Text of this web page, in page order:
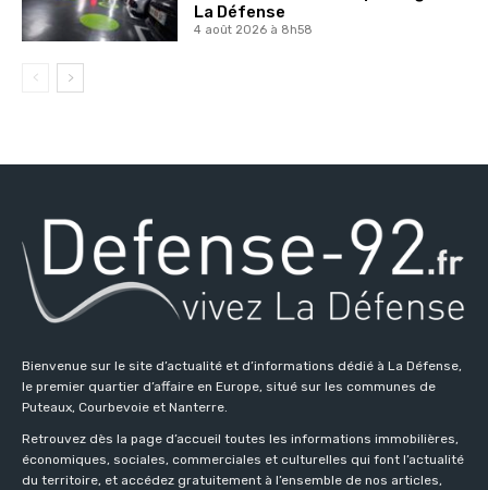
La Défense
4 août 2026 à 8h58
Bienvenue sur le site d’actualité et d’informations dédié à La Défense,
le premier quartier d’affaire en Europe, situé sur les communes de
Puteaux, Courbevoie et Nanterre.
Retrouvez dès la page d’accueil toutes les informations immobilières,
économiques, sociales, commerciales et culturelles qui font l’actualité
du territoire, et accédez gratuitement à l’ensemble de nos articles,